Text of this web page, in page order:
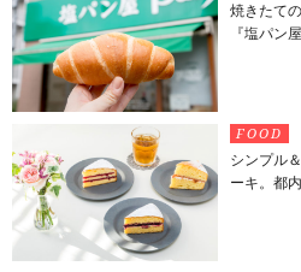
焼きたて
『塩パン
FOOD
シンプル
ーキ。都